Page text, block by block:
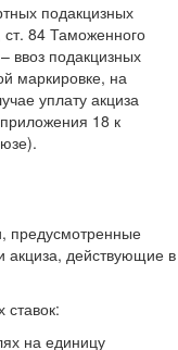
подакцизных
84 Таможенного
ввоз подакцизных
маркировке, на
уплату акциза
18 к
предусмотренные
акциза, действующие в
на единицу